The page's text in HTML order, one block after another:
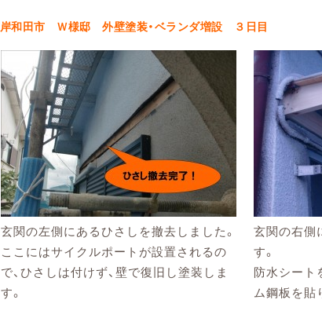
岸和田市 Ｗ様邸 外壁塗装・ベランダ増設 ３日目
玄関の左側にあるひさしを撤去しました。
ここにはサイクルポートが設置されるの
で、ひさしは付けず、壁で復旧し塗装しま
す。
玄関の右側
す。
防水シート
ム鋼板を貼